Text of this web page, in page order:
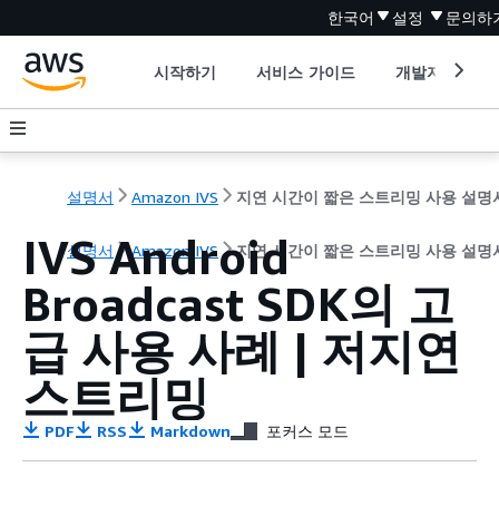
한국어 설정 문의하
시작하기 서비스 가이드 개발자 도구
설명서 Amazon IVS 지연 시간이 짧은 스트리밍 사용 설명
설명서 Amazon IVS 지연 시간이 짧은 스트리밍 사용 설명
IVS Android
Broadcast SDK의 고
급 사용 사례 | 저지연
스트리밍
PDF RSS Markdown 포커스 모드